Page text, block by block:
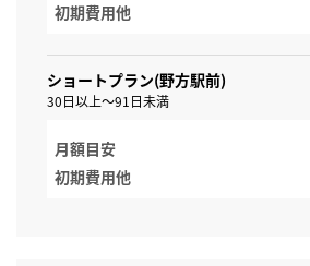
初期費用他
ショートプラン(野方駅前)
30日以上～91日未満
月額目安
初期費用他